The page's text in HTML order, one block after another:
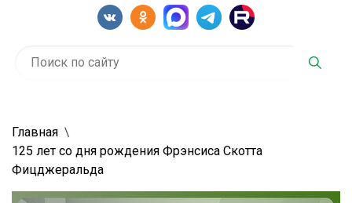
Главная
125 лет со дня рождения Фрэнсиса Скотта
Фицджеральда